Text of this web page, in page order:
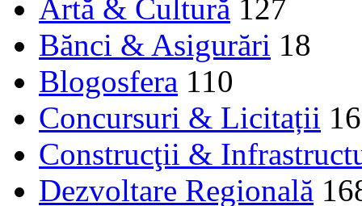
Artă & Cultură 127
Bănci & Asigurări 18
Blogosfera 110
Concursuri & Licitații 16
Construcţii &
Dezvoltare Regională